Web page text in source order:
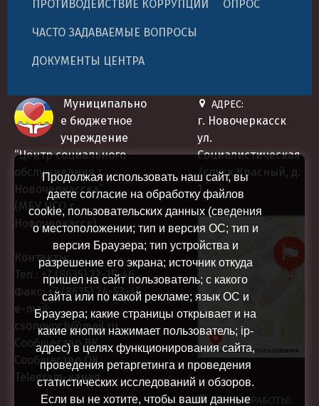
Продолжая использовать наш сайт, вы
даете согласие на обработку файлов
cookie, пользовательских данных (сведения
о местоположении; тип и версия ОС; тип и
версия Браузера; тип устройства и
разрешение его экрана; источник откуда
пришел на сайт пользователь; с какого
сайта или по какой рекламе; язык ОС и
Браузера; какие страницы открывает и на
какие кнопки нажимает пользователь; ip-
адрес) в целях функционирования сайта,
проведения ретаргетинга и проведения
статистических исследований и обзоров.
Если вы не хотите, чтобы ваши данные
ПРОТИВОДЕЙСТВИЕ КОРРУПЦИИ ОПРОС
ЧАСТО ЗАДАВАЕМЫЕ ВОПРОСЫ
ДОКУМЕНТЫ ЦЕНТРА
Муниципально
е бюджетное
учреждение
“Центр социального
обслуживания г.
Новочеркасска”
(МБУ ЦСО г.
Новочеркасск)
Контакты:
Тел.: +7 (8635) 22-25-46
Факс:+7 (8635) 24-53-45
e-mail:
csonovoch@mail.ru
Сообщество ВК
Сообщество ОК
Telegram-канал
АДРЕС:
г. Новочеркасск
ул.
Социалистическая
/спуск Красный, д.
1
Центр социального
обслуживания
Социальная служба в
Новочеркасске
РЕЖИМ РАБОТЫ: